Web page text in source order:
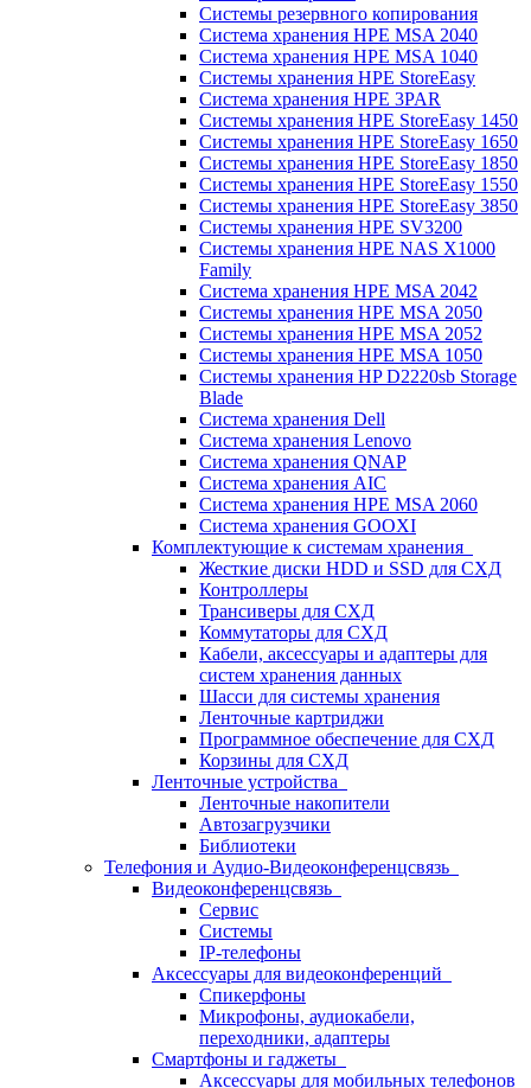
Системы резервного копирования
Система хранения HPE MSA 2040
Система хранения HPE MSA 1040
Системы хранения HPE StoreEasy
Система хранения HPE 3PAR
Системы хранения HPE StoreEasy 1450
Системы хранения HPE StoreEasy 1650
Системы хранения HPE StoreEasy 1850
Системы хранения HPE StoreEasy 1550
Системы хранения HPE StoreEasy 3850
Системы хранения HPE SV3200
Системы хранения HPE NAS X1000
Family
Система хранения HPE MSA 2042
Системы хранения HPE MSA 2050
Системы хранения HPE MSA 2052
Системы хранения HPE MSA 1050
Системы хранения HP D2220sb Storage
Blade
Система хранения Dell
Система хранения Lenovo
Система хранения QNAP
Система хранения AIC
Система хранения HPE MSA 2060
Система хранения GOOXI
Комплектующие к системам хранения
Жесткие диски HDD и SSD для СХД
Контроллеры
Трансиверы для СХД
Коммутаторы для СХД
Кабели, аксессуары и адаптеры для
систем хранения данных
Шасси для системы хранения
Ленточные картриджи
Программное обеспечение для СХД
Корзины для СХД
Ленточные устройства
Ленточные накопители
Автозагрузчики
Библиотеки
Телефония и Аудио-Видеоконференцсвязь
Видеоконференцсвязь
Сервис
Системы
IP-телефоны
Аксессуары для видеоконференций
Спикерфоны
Микрофоны, аудиокабели,
переходники, адаптеры
Смартфоны и гаджеты
Аксессуары для мобильных телефонов